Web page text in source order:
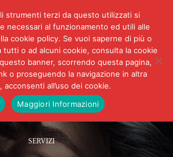
HOME
SERVIZI
strumenti terzi da questo utilizzati si
necessari al funzionamento ed utili alle
cookie policy. Se vuoi saperne di più o
tutti o ad alcuni cookie, consulta la cookie
banner, scorrendo questa pagina,
o proseguendo la navigazione in altra
acconsenti all’uso dei cookie.
Maggiori Informazioni